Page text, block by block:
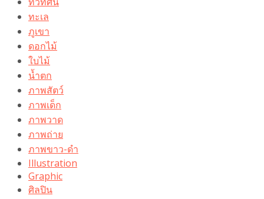
ทะเล
ภูเขา
ดอกไม้
ใบไม้
น้ำตก
ภาพสัตว์
ภาพเด็ก
ภาพวาด
ภาพถ่าย
ภาพขาว-ดำ
Illustration
Graphic
ศิลปิน